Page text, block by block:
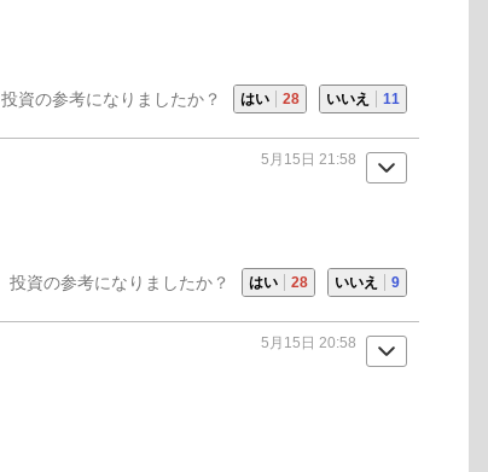
投資の参考になりましたか？ はい 28 いいえ 11
5月15日 21:58
投資の参考になりましたか？ はい 28 いいえ 9
5月15日 20:58